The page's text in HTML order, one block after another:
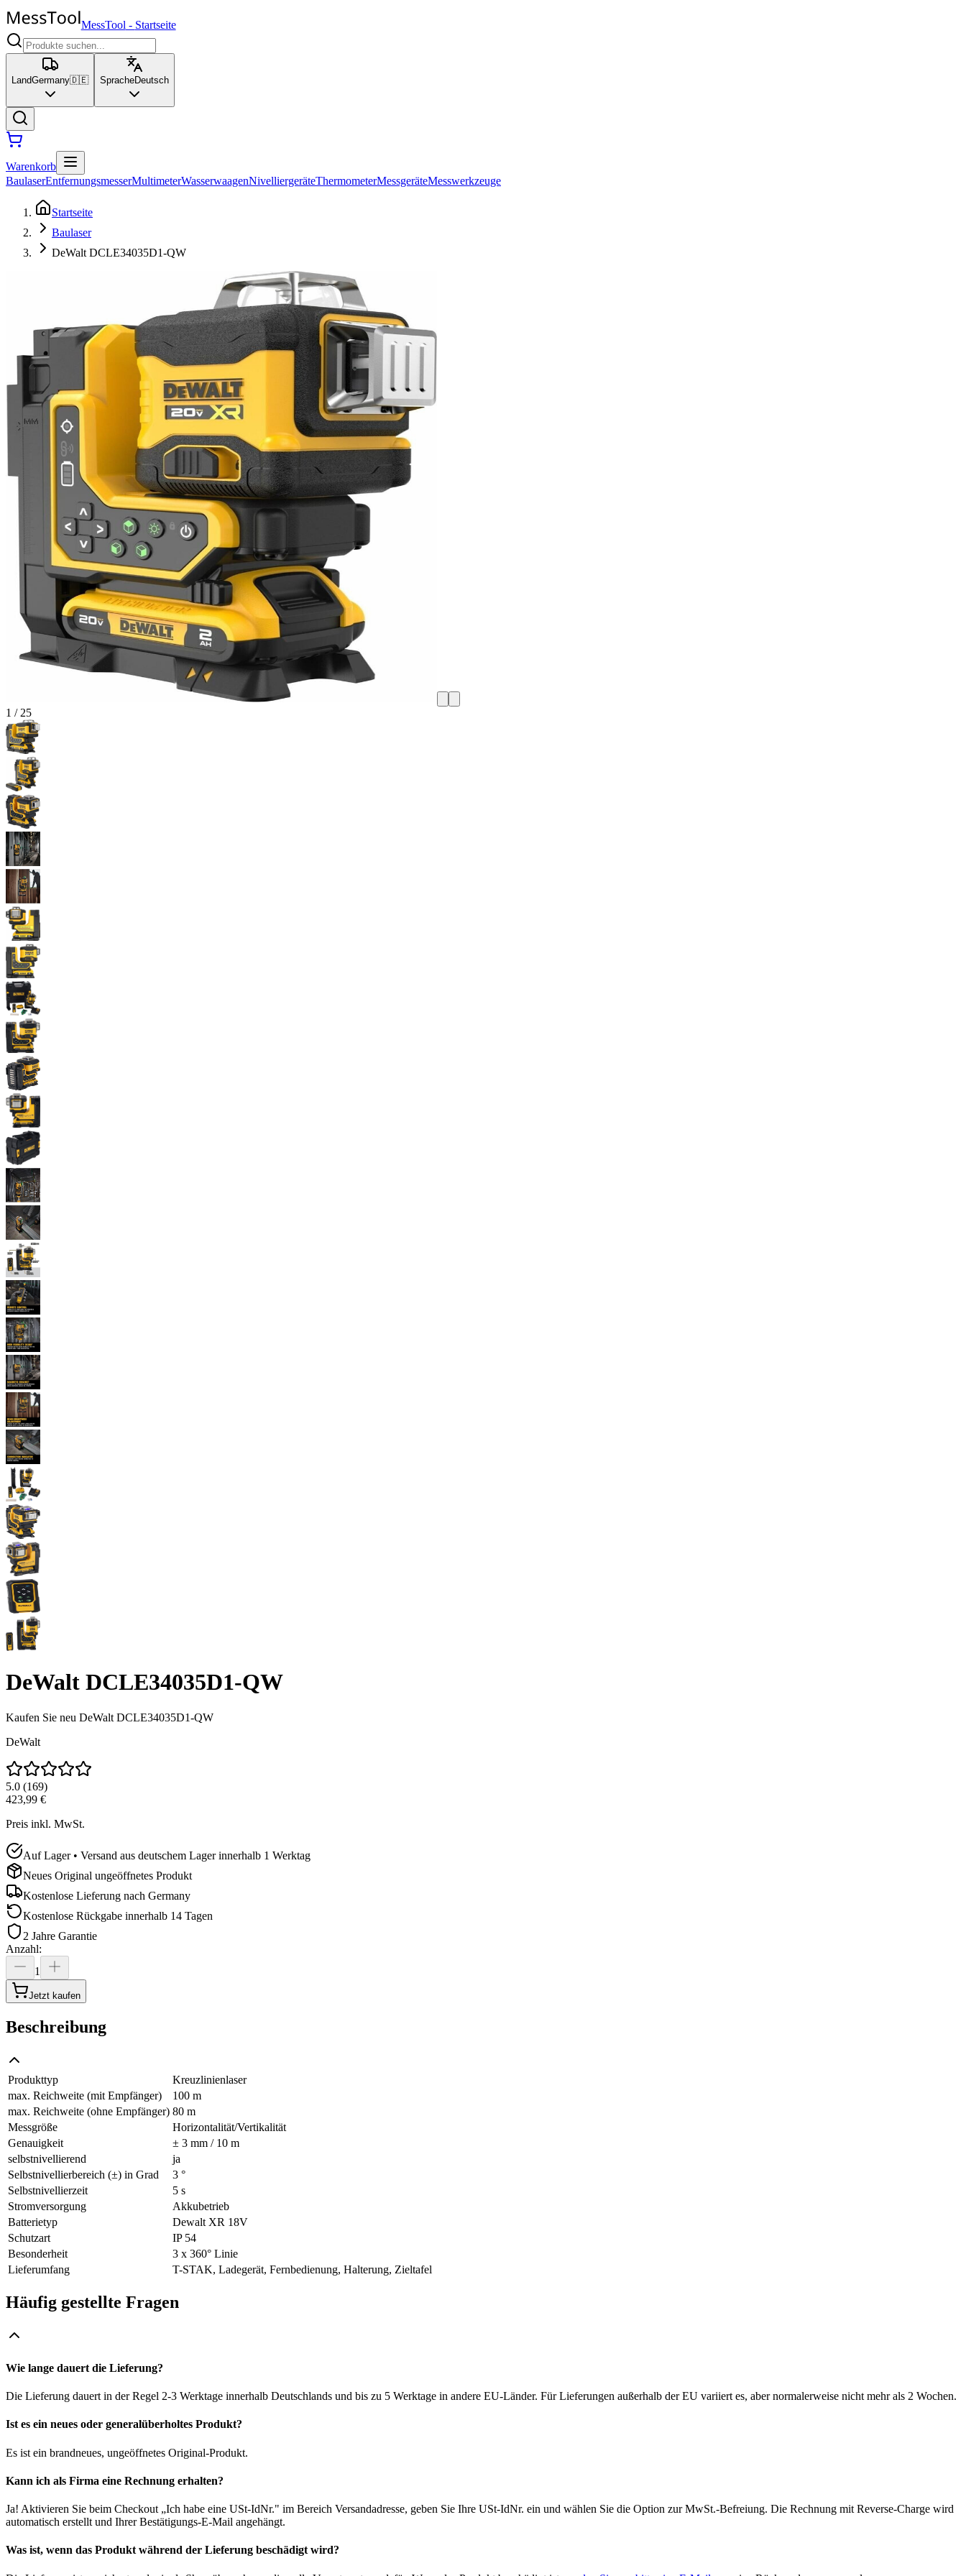
MessTool - Startseite
LandGermany🇩🇪 SpracheDeutsch
Warenkorb
BaulaserEntfernungsmesserMultimeterWasserwaagenNivelliergeräteThermometerMessgeräteMesswerkzeuge
Startseite
Baulaser
DeWalt DCLE34035D1-QW
1 / 25
DeWalt DCLE34035D1-QW
Kaufen Sie neu DeWalt DCLE34035D1-QW
DeWalt
5.0 (169)
423,99 €
Preis inkl. MwSt.
Auf Lager • Versand aus deutschem Lager innerhalb 1 Werktag
Neues Original ungeöffnetes Produkt
Kostenlose Lieferung nach Germany
Kostenlose Rückgabe innerhalb 14 Tagen
2 Jahre Garantie
Anzahl:
1
Jetzt kaufen
Beschreibung
Produkttyp
Kreuzlinienlaser
max. Reichweite (mit Empfänger)
100 m
max. Reichweite (ohne Empfänger) 80 m
Messgröße
Horizontalität/Vertikalität
Genauigkeit
± 3 mm / 10 m
selbstnivellierend
ja
Selbstnivellierbereich (±) in Grad
3 °
Selbstnivellierzeit
5 s
Stromversorgung
Akkubetrieb
Batterietyp
Dewalt XR 18V
Schutzart
IP 54
Besonderheit
3 x 360° Linie
Lieferumfang
T-STAK, Ladegerät, Fernbedienung, Halterung, Zieltafel
Häufig gestellte Fragen
Wie lange dauert die Lieferung?
Die Lieferung dauert in der Regel 2-3 Werktage innerhalb Deutschlands und bis zu 5 Werktage in andere EU-Länder. Für Lieferungen außerhalb der EU variiert es, aber normalerweise nicht mehr als 2 Wochen.
Ist es ein neues oder generalüberholtes Produkt?
Es ist ein brandneues, ungeöffnetes Original-Produkt.
Kann ich als Firma eine Rechnung erhalten?
Ja! Aktivieren Sie beim Checkout „Ich habe eine USt-IdNr." im Bereich Versandadresse, geben Sie Ihre USt-IdNr. ein und wählen Sie die Option zur MwSt.-Befreiung. Die Rechnung mit Reverse-Charge wird
automatisch erstellt und Ihrer Bestätigungs-E-Mail angehängt.
Was ist, wenn das Produkt während der Lieferung beschädigt wird?